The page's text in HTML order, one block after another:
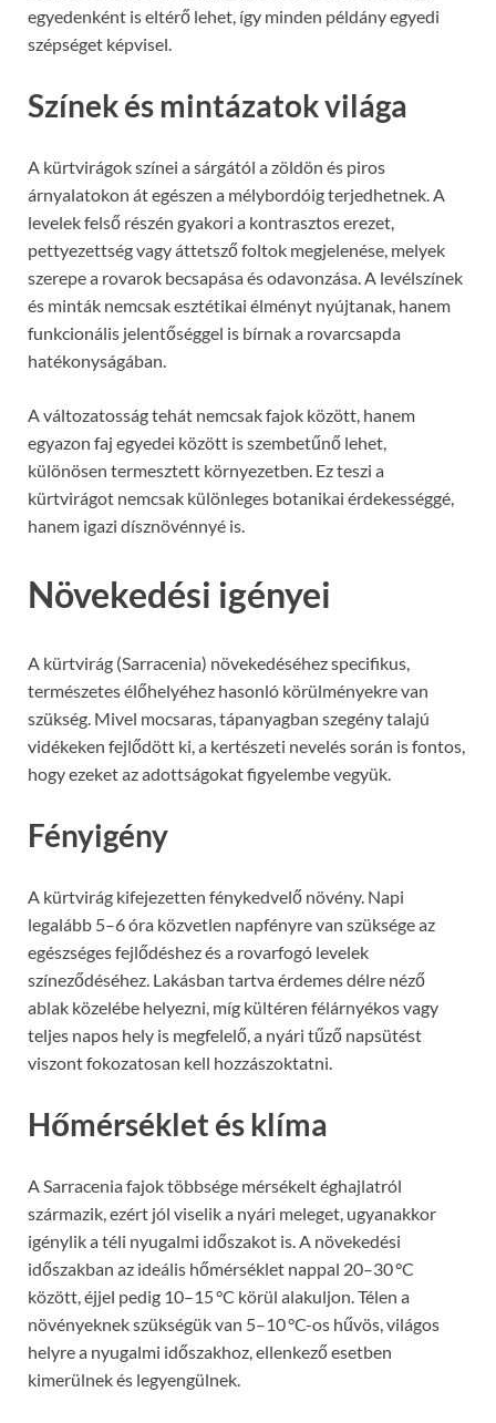
egyedenként is eltérő lehet, így minden példány egyedi
szépséget képvisel.
Színek és mintázatok világa
A kürtvirágok színei a sárgától a zöldön és piros
árnyalatokon át egészen a mélybordóig terjedhetnek. A
levelek felső részén gyakori a kontrasztos erezet,
pettyezettség vagy áttetsző foltok megjelenése, melyek
szerepe a rovarok becsapása és odavonzása. A levélszínek
és minták nemcsak esztétikai élményt nyújtanak, hanem
funkcionális jelentőséggel is bírnak a rovarcsapda
hatékonyságában.
A változatosság tehát nemcsak fajok között, hanem
egyazon faj egyedei között is szembetűnő lehet,
különösen termesztett környezetben. Ez teszi a
kürtvirágot nemcsak különleges botanikai érdekességgé,
hanem igazi dísznövénnyé is.
Növekedési igényei
A kürtvirág (Sarracenia) növekedéséhez specifikus,
természetes élőhelyéhez hasonló körülményekre van
szükség. Mivel mocsaras, tápanyagban szegény talajú
vidékeken fejlődött ki, a kertészeti nevelés során is fontos,
hogy ezeket az adottságokat figyelembe vegyük.
Fényigény
A kürtvirág kifejezetten fénykedvelő növény. Napi
legalább 5–6 óra közvetlen napfényre van szüksége az
egészséges fejlődéshez és a rovarfogó levelek
színeződéséhez. Lakásban tartva érdemes délre néző
ablak közelébe helyezni, míg kültéren félárnyékos vagy
teljes napos hely is megfelelő, a nyári tűző napsütést
viszont fokozatosan kell hozzászoktatni.
Hőmérséklet és klíma
A Sarracenia fajok többsége mérsékelt éghajlatról
származik, ezért jól viselik a nyári meleget, ugyanakkor
igénylik a téli nyugalmi időszakot is. A növekedési
időszakban az ideális hőmérséklet nappal 20–30 °C
között, éjjel pedig 10–15 °C körül alakuljon. Télen a
növényeknek szükségük van 5–10 °C-os hűvös, világos
helyre a nyugalmi időszakhoz, ellenkező esetben
kimerülnek és legyengülnek.